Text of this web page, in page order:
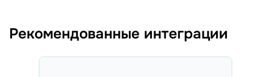
Рекомендованные интеграции